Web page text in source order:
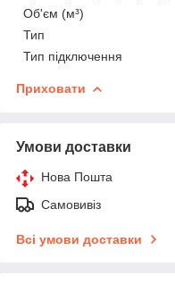
Об'єм (м³)
Тип
Тип підключення
Приховати
Умови доставки
Нова Пошта
Самовивіз
Всі умови доставки